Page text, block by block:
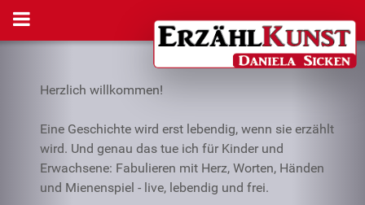
Herzlich willkommen!
Eine Geschichte wird erst lebendig, wenn sie erzählt
wird. Und genau das tue ich für Kinder und
Erwachsene: Fabulieren mit Herz, Worten, Händen
und Mienenspiel - live, lebendig und frei.